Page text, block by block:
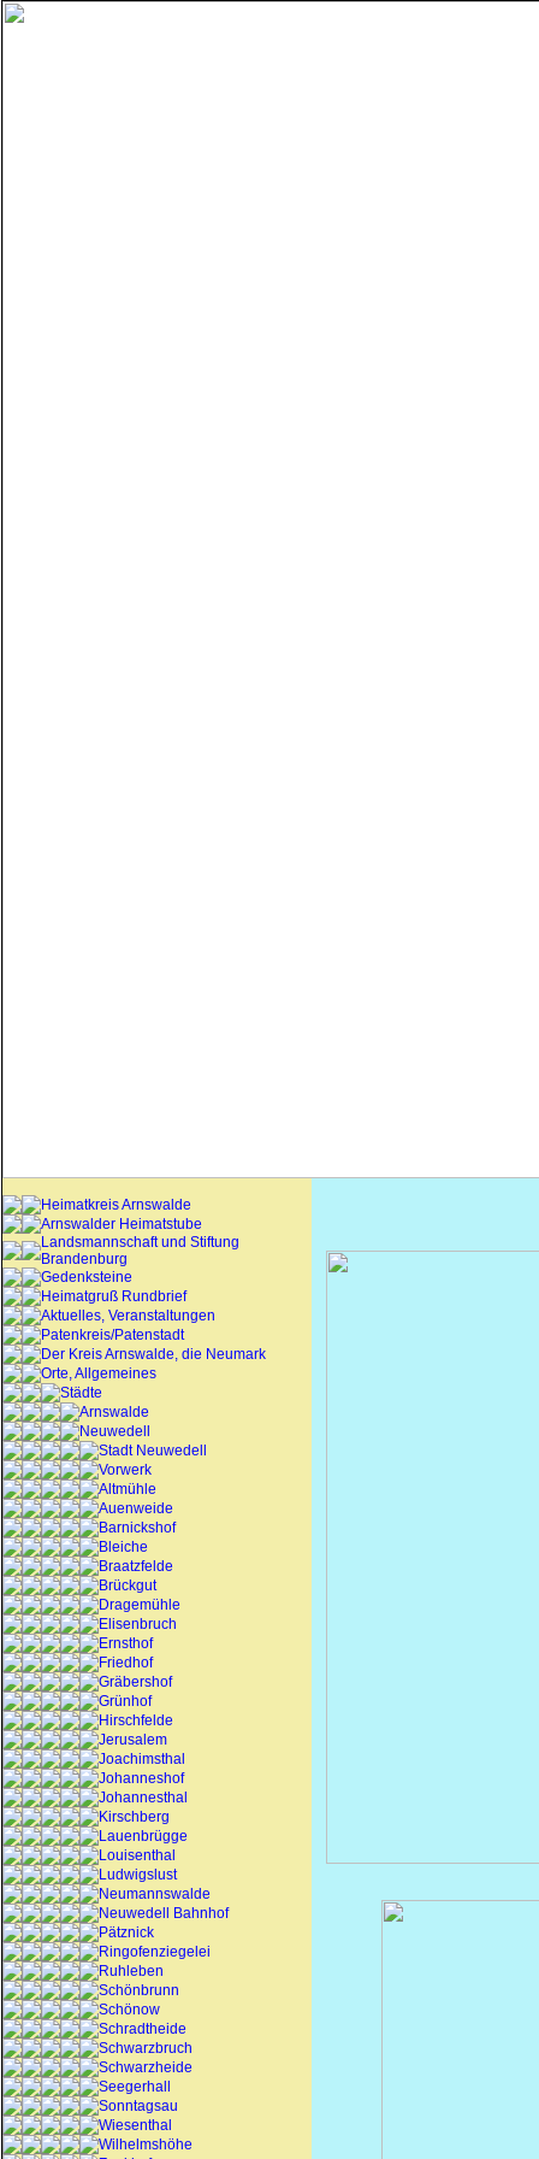
Heimatkreis Arnswalde
Arnswalder Heimatstube
Landsmannschaft und Stiftung
Brandenburg
Gedenksteine
Heimatgruß Rundbrief
Aktuelles, Veranstaltungen
Patenkreis/Patenstadt
Der Kreis Arnswalde, die Neumark
Orte, Allgemeines
Städte
Arnswalde
Neuwedell
Stadt Neuwedell
Vorwerk
Altmühle
Auenweide
Barnickshof
Bleiche
Braatzfelde
Brückgut
Dragemühle
Elisenbruch
Ernsthof
Friedhof
Gräbershof
Grünhof
Hirschfelde
Jerusalem
Joachimsthal
Johanneshof
Johannesthal
Kirschberg
Lauenbrügge
Louisenthal
Ludwigslust
Neumannswalde
Neuwedell Bahnhof
Pätznick
Ringofenziegelei
Ruhleben
Schönbrunn
Schönow
Schradtheide
Schwarzbruch
Schwarzheide
Seegerhall
Sonntagsau
Wiesenthal
Wilhelmshöhe